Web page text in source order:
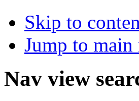
Skip to
Jump to
Nav view